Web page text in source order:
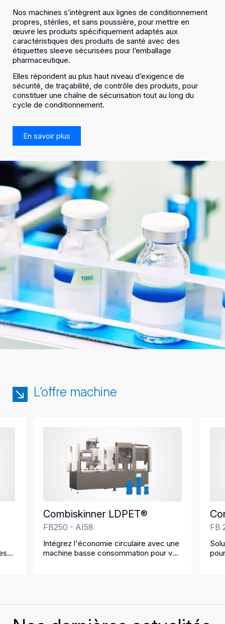
Nos machines s’intègrent aux lignes de conditionnement
propres, stériles, et sans poussière, pour mettre en
œuvre les produits spécifiquement adaptés aux
caractéristiques des produits de santé avec des
étiquettes sleeve sécurisées pour l’emballage
pharmaceutique.
Elles répondent au plus haut niveau d’exigence de
sécurité, de traçabilité, de contrôle des produits, pour
constituer une chaîne de sécurisation tout au long du
cycle de conditionnement.
En savoir plus
L’offre machine
Combiskinner LDPET®
FB250 - AI58
Intégrez l'économie circulaire avec une
machine basse consommation pour vos
FB